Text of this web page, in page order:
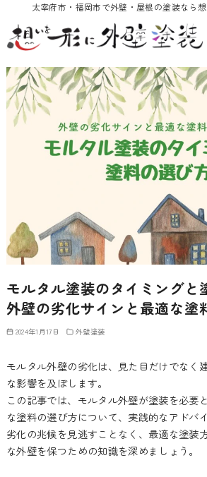
太宰府市・福岡市で外壁・屋根の塗装なら
モルタル塗装のタイミングと
外壁の劣化サインと最適な塗
2024年1月17日 外壁塗装
モルタル外壁の劣化は、見た目だけでなく
な影響を及ぼします。
この記事では、モルタル外壁が塗装を必要
な塗料の選び方について、実践的なアドバ
劣化の兆候を見逃すことなく、最適な塗装
な外壁を保つための知識を深めましょう。